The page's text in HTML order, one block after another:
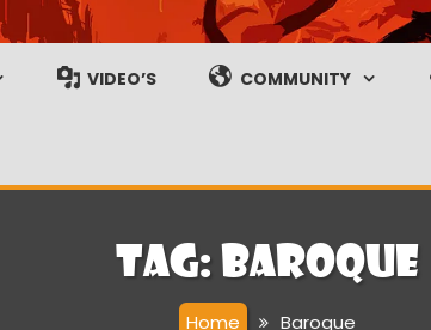
gameplay streams
VIDEO’S COMMUNITY
Tag: Baroque
Home Baroque